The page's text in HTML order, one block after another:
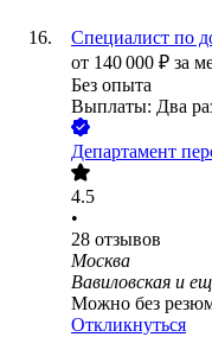
Специалист по
от 140 000 ₽ за
Без опыта
Выплаты: Два
Департамент
4.5
•
28 отзывов
Москва
Вавиловская и
Можно без
Откликнуться